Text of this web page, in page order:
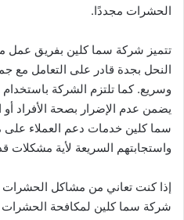
الحشرات مجددًا.
تتميز شركة سما كلين بفريق
النحل بجدة قادر على التعامل مع
وسريع. كما تلتزم الشركة باستخدام
يضمن عدم الإضرار بصحة الأفراد أو
سما كلين خدمات دعم العملاء على
واستجابتهم السريعة لأية مشكلات
إذا كنت تعاني من مشاكل
شركة سما كلين لمكافحة الحشرات